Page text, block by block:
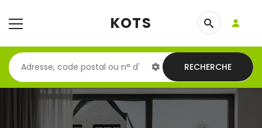
KOTS
RECHERCHE